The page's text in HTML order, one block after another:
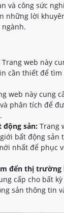
và công sức
những lời
Trang web này
cần thiết để
web này cung
phân tích để
động sản: Trang
bất động sản
nhất để phục
đến thị trường
cấp cho bất
sản thông tin